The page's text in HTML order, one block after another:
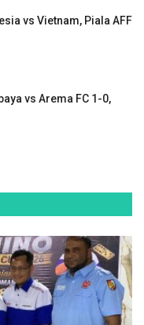
vs Vietnam, Piala AFF
vs Arema FC 1-0,